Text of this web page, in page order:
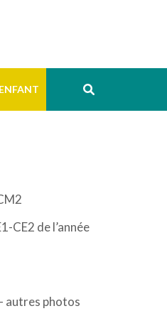
CE2 de l’année
autres photos